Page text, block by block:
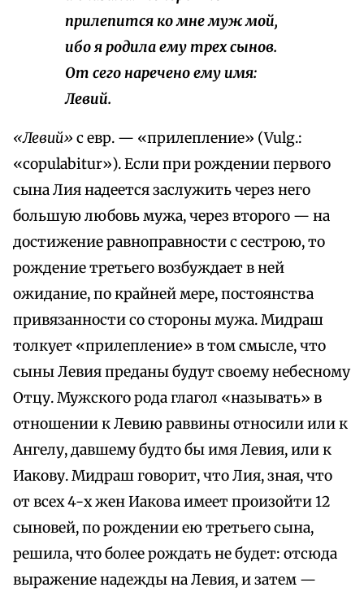
прилепится ко мне муж мой,
ибо я родила ему трех сынов.
От сего наречено ему имя:
Левий.
«Левий» с евр. — «прилепление» (Vulg.:
«copulabitur»). Если при рождении первого
сына Лия надеется заслужить через него
большую любовь мужа, через второго — на
достижение равноправности с сестрою, то
рождение третьего возбуждает в ней
ожидание, по крайней мере, постоянства
привязанности со стороны мужа. Мидраш
толкует «прилепление» в том смысле, что
сыны Левия преданы будут своему небесному
Отцу. Мужского рода глагол «называть» в
отношении к Левию раввины относили или к
Ангелу, давшему будто бы имя Левия, или к
Иакову. Мидраш говорит, что Лия, зная, что
от всех 4-х жен Иакова имеет произойти 12
сыновей, по рождении ею третьего сына,
решила, что более рождать не будет: отсюда
выражение надежды на Левия, и затем —